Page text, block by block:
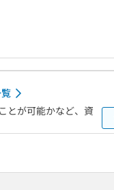
とが可能かなど、資